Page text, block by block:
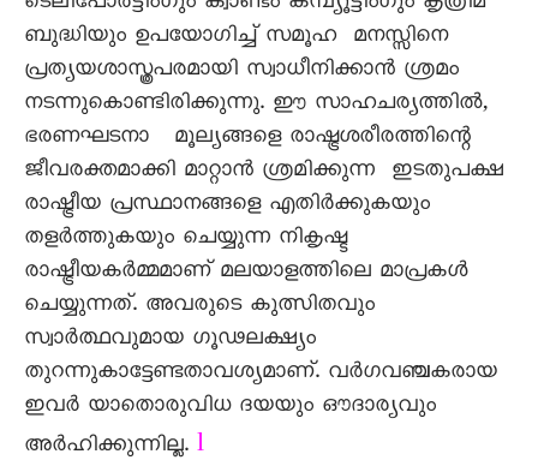
ബുദ്ധിയും ഉപയോഗിച്ച് സമൂഹ മനസ്സിനെ
പ്രത്യയശാസ്ത്രപരമായി സ്വാധീനിക്കാൻ ശ്രമം
നടന്നുകൊണ്ടിരിക്കുന്നു. ഈ സാഹചര്യത്തിൽ,
ഭരണഘടനാ മൂല്യങ്ങളെ രാഷ്ട്രശരീരത്തിന്റെ
ജീവരക്തമാക്കി മാറ്റാൻ ശ്രമിക്കുന്ന ഇടതുപക്ഷ
രാഷ്ട്രീയ പ്രസ്ഥാനങ്ങളെ എതിർക്കുകയും
തളർത്തുകയും ചെയ്യുന്ന നികൃഷ്ട
രാഷ്ട്രീയകർമ്മമാണ് മലയാളത്തിലെ മാപ്രകൾ
ചെയ്യുന്നത്. അവരുടെ കുത്സിതവും
സ്വാർത്ഥവുമായ ഗൂഢലക്ഷ്യം
തുറന്നുകാട്ടേണ്ടതാവശ്യമാണ്. വർഗവഞ്ചകരായ
ഇവർ യാതൊരുവിധ ദയയും ഔദാര്യവും
അർഹിക്കുന്നില്ല. l